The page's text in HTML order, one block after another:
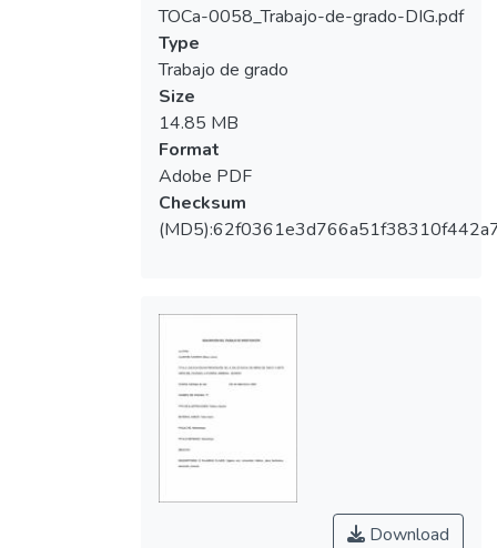
TOCa-0058_Trabajo-de-grado-DIG.pdf
Type
Trabajo de grado
Size
14.85 MB
Format
Adobe PDF
Checksum
Download